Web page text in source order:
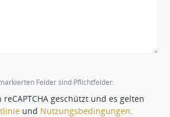
Felder sind Pflichtfelder.
geschützt und es gelten
und Nutzungsbedingungen.